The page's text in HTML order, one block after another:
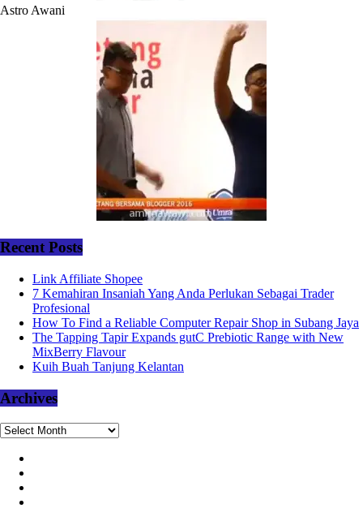
Astro Awani
Recent Posts
Link Affiliate Shopee
7 Kemahiran Insaniah Yang Anda Perlukan Sebagai Trader
Profesional
How To Find a Reliable Computer Repair Shop in Subang Jaya
The Tapping Tapir Expands gutC Prebiotic Range with New
MixBerry Flavour
Kuih Buah Tanjung Kelantan
Archives
Archives